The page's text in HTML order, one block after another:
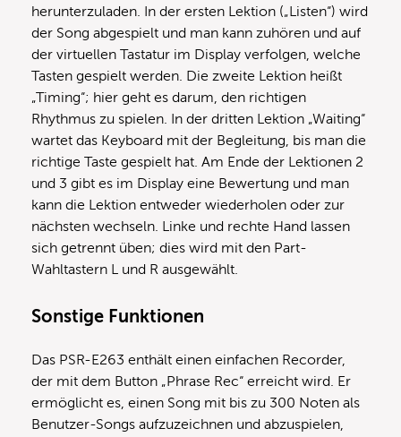
herunterzuladen. In der ersten Lektion („Listen“) wird
der Song abgespielt und man kann zuhören und auf
der virtuellen Tastatur im Display verfolgen, welche
Tasten gespielt werden. Die zweite Lektion heißt
„Timing“; hier geht es darum, den richtigen
Rhythmus zu spielen. In der dritten Lektion „Waiting“
wartet das Keyboard mit der Begleitung, bis man die
richtige Taste gespielt hat. Am Ende der Lektionen 2
und 3 gibt es im Display eine Bewertung und man
kann die Lektion entweder wiederholen oder zur
nächsten wechseln. Linke und rechte Hand lassen
sich getrennt üben; dies wird mit den Part-
Wahltastern L und R ausgewählt.
Sonstige Funktionen
Das PSR-E263 enthält einen einfachen Recorder,
der mit dem Button „Phrase Rec“ erreicht wird. Er
ermöglicht es, einen Song mit bis zu 300 Noten als
Benutzer-Songs aufzuzeichnen und abzuspielen,